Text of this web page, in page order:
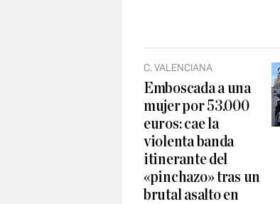
C. VALENCIANA
Emboscada a una
mujer por 53.000
euros: cae la
violenta banda
itinerante del
«pinchazo» tras un
brutal asalto en